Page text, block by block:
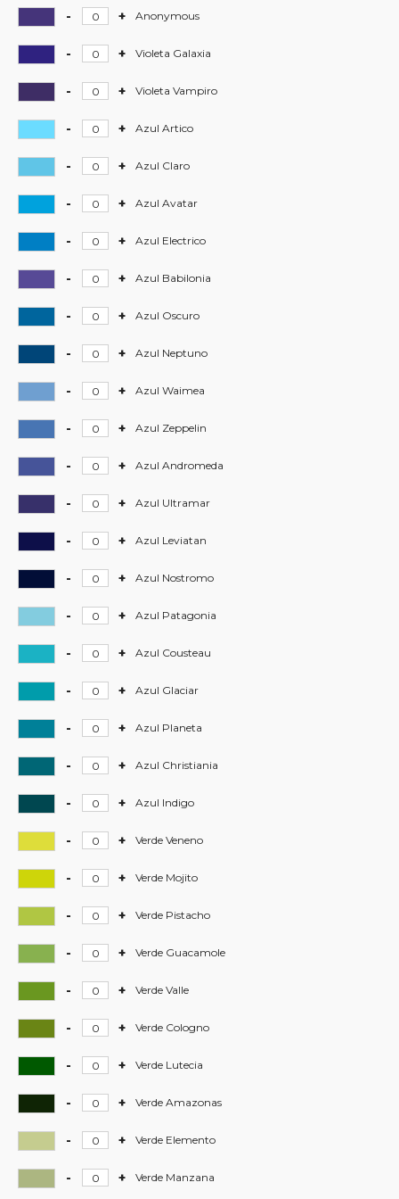
määrä
Violeta
määrä
-
Hardcore
Anonymous
+ Anonymous
-
Hardcore
Violeta
määrä
+ Violeta Galaxia
-
Hardcore
Violeta
määrä
+ Violeta Vampiro
-
Hardcore
Azul
määrä
+ Azul Artico
-
Hardcore
Azul
määrä
+ Azul Claro
-
Hardcore
Azul
määrä
+ Azul Avatar
-
Hardcore
Azul
määrä
+ Azul Electrico
-
Hardcore
Azul
määrä
+ Azul Babilonia
-
Hardcore
Azul
määrä
+ Azul Oscuro
-
Hardcore
Azul
määrä
+ Azul Neptuno
-
Hardcore
Azul
määrä
+ Azul Waimea
-
Hardcore
Azul
määrä
+ Azul Zeppelin
-
Hardcore
Azul
määrä
+ Azul Andromeda
-
Hardcore
Azul
määrä
+ Azul Ultramar
-
Hardcore
Azul
määrä
+ Azul Leviatan
-
Hardcore
Azul
määrä
+ Azul Nostromo
-
Hardcore
Azul
määrä
+ Azul Patagonia
-
Hardcore
Azul
määrä
+ Azul Cousteau
-
Hardcore
Azul
määrä
+ Azul Glaciar
-
Hardcore
Azul
määrä
+ Azul Planeta
-
Hardcore
Azul
määrä
+ Azul Christiania
-
Hardcore
Azul
määrä
+ Azul Indigo
-
Hardcore
Verde
määrä
+ Verde Veneno
-
Hardcore
Verde
määrä
+ Verde Mojito
-
Hardcore
Verde
määrä
+ Verde Pistacho
-
Hardcore
Verde
määrä
+ Verde Guacamole
-
Hardcore
Verde
määrä
+ Verde Valle
-
Hardcore
Verde
määrä
+ Verde Cologno
-
Hardcore
Verde
määrä
+ Verde Lutecia
-
Hardcore
Verde
määrä
+ Verde Amazonas
-
Hardcore
Verde
+ Verde Elemento
-
Hardcore
+ Verde Manzana